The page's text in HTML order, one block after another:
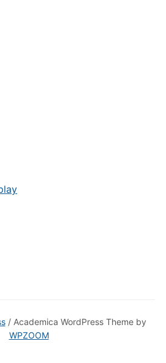
/ Academica WordPress Theme by
WPZOOM